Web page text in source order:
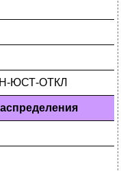
ЮСТ-ОТКЛ